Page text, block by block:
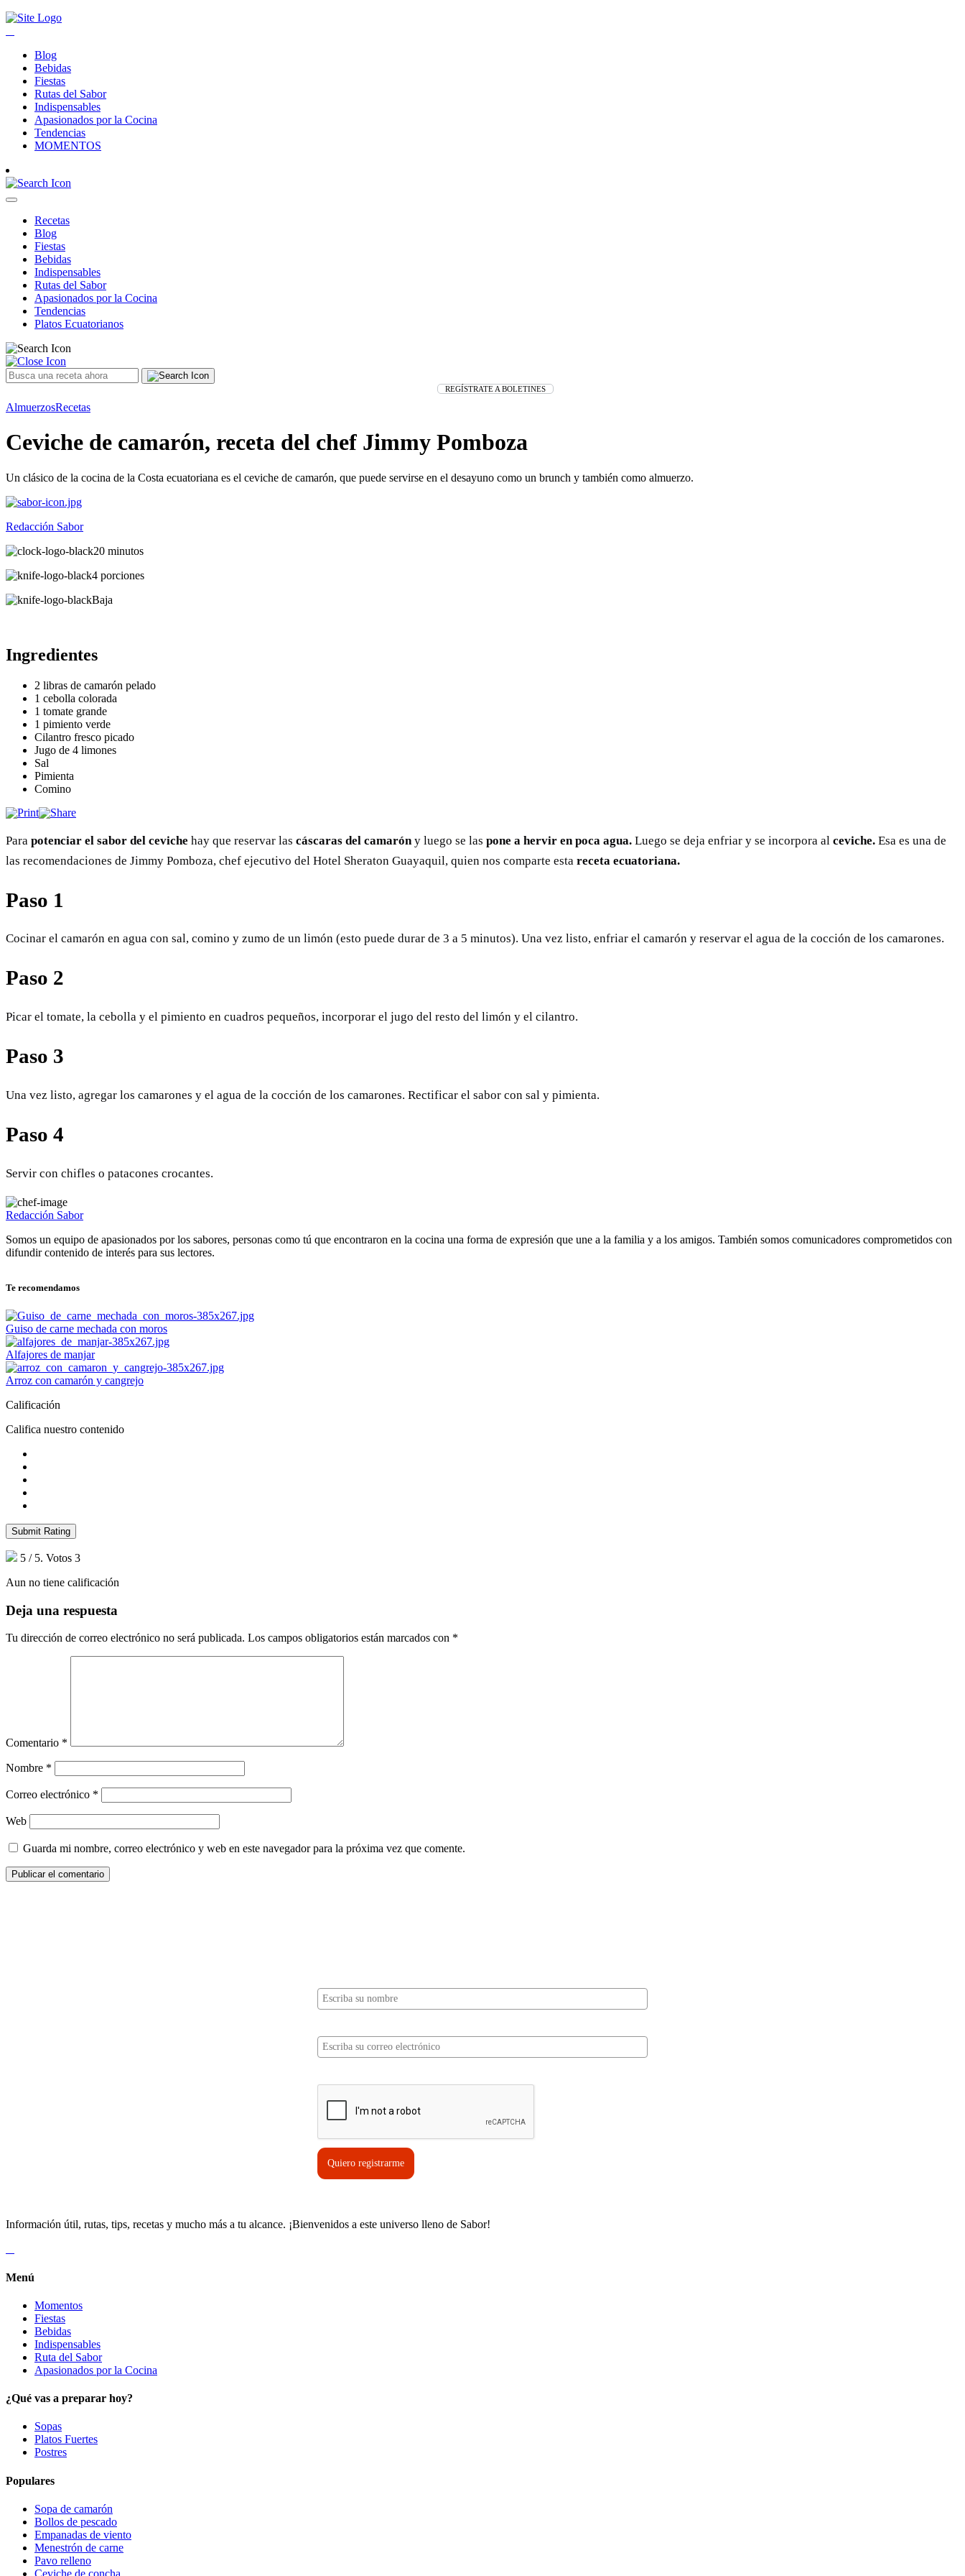
Blog
Bebidas
Fiestas
Rutas del Sabor
Indispensables
Apasionados por la Cocina
Tendencias
MOMENTOS
Recetas
Blog
Fiestas
Bebidas
Indispensables
Rutas del Sabor
Apasionados por la Cocina
Tendencias
Platos Ecuatorianos
REGÍSTRATE A BOLETINES
AlmuerzosRecetas
Ceviche de camarón, receta del chef Jimmy Pomboza
Un clásico de la cocina de la Costa ecuatoriana es el ceviche de camarón, que puede servirse en el desayuno como un brunch y también como almuerzo.
Redacción Sabor
20 minutos
4 porciones
Baja
Ingredientes
2 libras de camarón pelado
1 cebolla colorada
1 tomate grande
1 pimiento verde
Cilantro fresco picado
Jugo de 4 limones
Sal
Pimienta
Comino
Para potenciar el sabor del ceviche hay que reservar las cáscaras del camarón y luego se las pone a hervir en poca agua. Luego se deja enfriar y se incorpora al ceviche. Esa es una de
las recomendaciones de Jimmy Pomboza, chef ejecutivo del Hotel Sheraton Guayaquil, quien nos comparte esta receta ecuatoriana.
Paso 1
Cocinar el camarón en agua con sal, comino y zumo de un limón (esto puede durar de 3 a 5 minutos). Una vez listo, enfriar el camarón y reservar el agua de la cocción de los camarones.
Paso 2
Picar el tomate, la cebolla y el pimiento en cuadros pequeños, incorporar el jugo del resto del limón y el cilantro.
Paso 3
Una vez listo, agregar los camarones y el agua de la cocción de los camarones. Rectificar el sabor con sal y pimienta.
Paso 4
Servir con chifles o patacones crocantes.
Redacción Sabor
Somos un equipo de apasionados por los sabores, personas como tú que encontraron en la cocina una forma de expresión que une a la familia y a los amigos. También somos comunicadores comprometidos con
difundir contenido de interés para sus lectores.
Te recomendamos
Guiso de carne mechada con moros
Alfajores de manjar
Arroz con camarón y cangrejo
Calificación
Califica nuestro contenido
Submit Rating
5 / 5. Votos 3
Aun no tiene calificación
Deja una respuesta
Tu dirección de correo electrónico no será publicada. Los campos obligatorios están marcados con *
Comentario *
Nombre *
Correo electrónico *
Web
Guarda mi nombre, correo electrónico y web en este navegador para la próxima vez que comente.
Quiero registrarme
Información útil, rutas, tips, recetas y mucho más a tu alcance. ¡Bienvenidos a este universo lleno de Sabor!
Menú
Momentos
Fiestas
Bebidas
Indispensables
Ruta del Sabor
Apasionados por la Cocina
¿Qué vas a preparar hoy?
Sopas
Platos Fuertes
Postres
Populares
Sopa de camarón
Bollos de pescado
Empanadas de viento
Menestrón de carne
Pavo relleno
Ceviche de concha